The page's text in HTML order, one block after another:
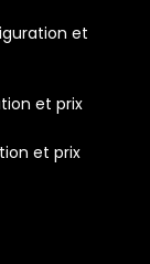
et
et prix
et prix